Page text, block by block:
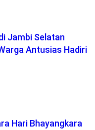
Jambi Selatan
Antusias Hadiri
Hari Bhayangkara